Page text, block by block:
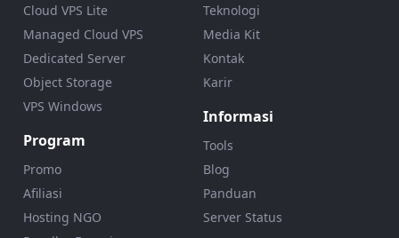
Cloud VPS Lite
Managed Cloud VPS
Dedicated Server
Object Storage
VPS Windows
Program
Promo
Afiliasi
Hosting NGO
Teknologi
Media Kit
Kontak
Karir
Informasi
Tools
Blog
Panduan
Server Status